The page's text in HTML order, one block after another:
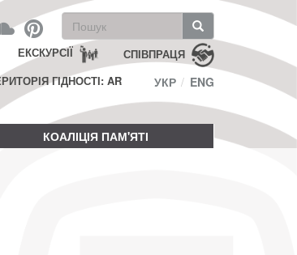
Пошукова
форма
Пошук СПІВПРАЦЯ
ЕКСКУРСІЇ
ГІДНОСТІ: AR
УКР ENG
КОАЛІЦІЯ ПАМ'ЯТІ